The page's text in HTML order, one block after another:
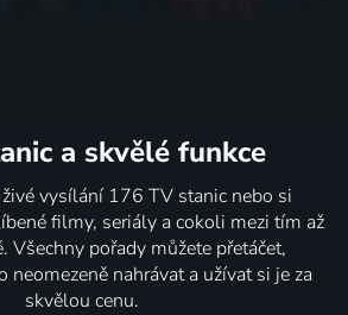
a skvělé funkce
vysílání 176 TV stanic nebo si
filmy, seriály a cokoli mezi tím až
Všechny pořady můžete přetáčet,
neomezeně nahrávat a užívat si je za
skvělou cenu.